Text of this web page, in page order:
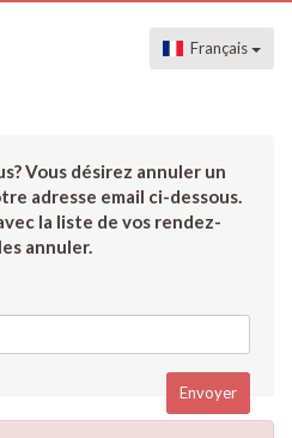
Français
Vous désirez annuler un
adresse email ci-dessous.
la liste de vos rendez-
annuler.